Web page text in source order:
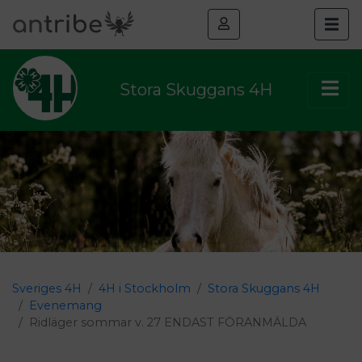
Stora Skuggans 4H
Sveriges 4H 4H i Stockholm
Stora Skuggans 4H
Evenemang
Ridläger sommar v. 27 ENDAST FÖRANMÄLDA